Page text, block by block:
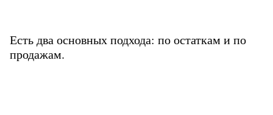
Есть два основных подхода: по остаткам и по
продажам.